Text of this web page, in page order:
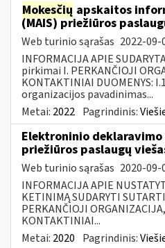
Mokesčių apskaitos
(MAIS) priežiūros
Web turinio sąrašas 2022-09-
INFORMACIJA APIE
pirkimai I. PERKANČIOJI
KONTAKTINIAI DUOMENYS:
organizacijos pavadinimas...
Metai: 2022 Pagrindinis:
Elektroninio deklaravimo
priežiūros paslaugų
Web turinio sąrašas 2020-09-
INFORMACIJA APIE
KETINIMĄ SUDARYTI
PERKANČIOJI
KONTAKTINIAI...
Metai: 2020 Pagrindinis: